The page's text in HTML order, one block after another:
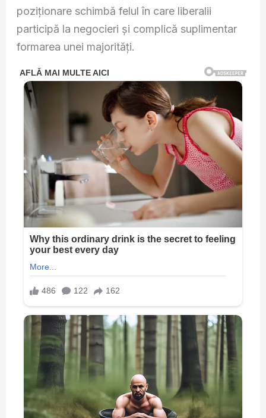
poziționare schimbă felul în care liberalii
participă la negocieri și complică suplimentar
formarea unei majorități.